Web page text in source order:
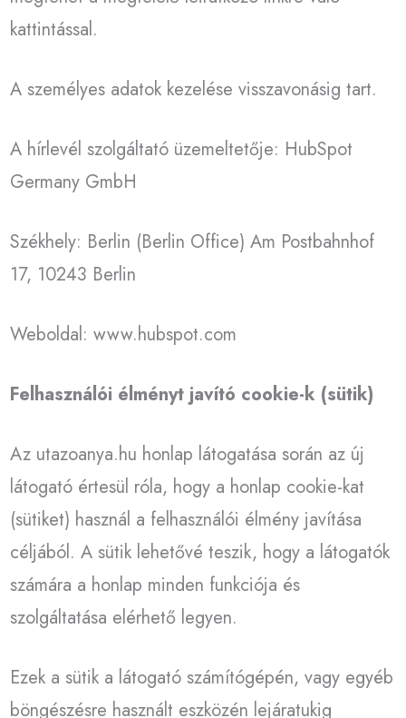
kattintással.
A személyes adatok kezelése visszavonásig tart.
A hírlevél szolgáltató üzemeltetője: HubSpot
Germany GmbH
Székhely: Berlin (Berlin Office) Am Postbahnhof
17, 10243 Berlin
Weboldal: www.hubspot.com
Felhasználói élményt javító cookie-k (sütik)
Az utazoanya.hu honlap látogatása során az új
látogató értesül róla, hogy a honlap cookie-kat
(sütiket) használ a felhasználói élmény javítása
céljából. A sütik lehetővé teszik, hogy a látogatók
számára a honlap minden funkciója és
szolgáltatása elérhető legyen.
Ezek a sütik a látogató számítógépén, vagy egyéb
böngészésre használt eszközén lejáratukig